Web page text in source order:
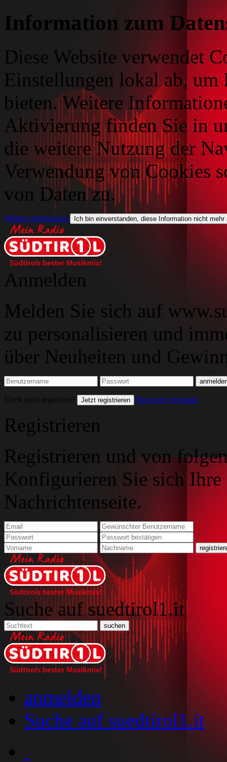
Information zum
Diese Website verwendet
Einstellungen lokal ab, um
bieten. Weitere
Aktivierung finden Sie in
die weitere Nutzung der
Verwendung von Cookies
von Daten zu.
Weitere Information Ich bin einverstanden, diese Information nicht mehr
Anmelden
Melden Sie sich auf
zu personalisieren und
über Neuheiten und
Noch nicht registriert? Jetzt registrieren Passwort vergessen
Registrieren
Registrieren und von
Konfigurieren Sie sich
Nachrichtenseite.
Suche auf suedtirol1.it
anmelden
Suche auf suedtirol1.it